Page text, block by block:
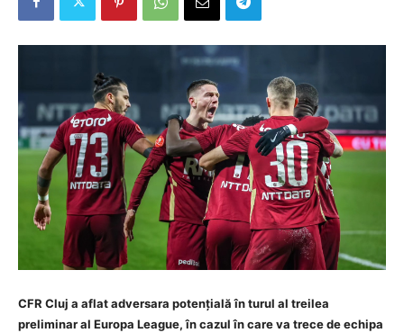
CFR Cluj a aflat adversara potențială în turul al treilea
preliminar al Europa League, în cazul în care va trece de echipa